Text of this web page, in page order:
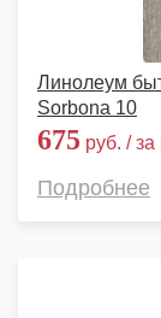
Линолеум
Sorbona 10
675 руб. / за
Подробнее